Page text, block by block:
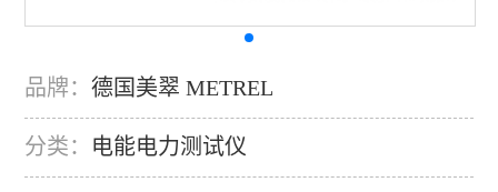
品牌：德国美翠 METREL
分类： 电能电力测试仪